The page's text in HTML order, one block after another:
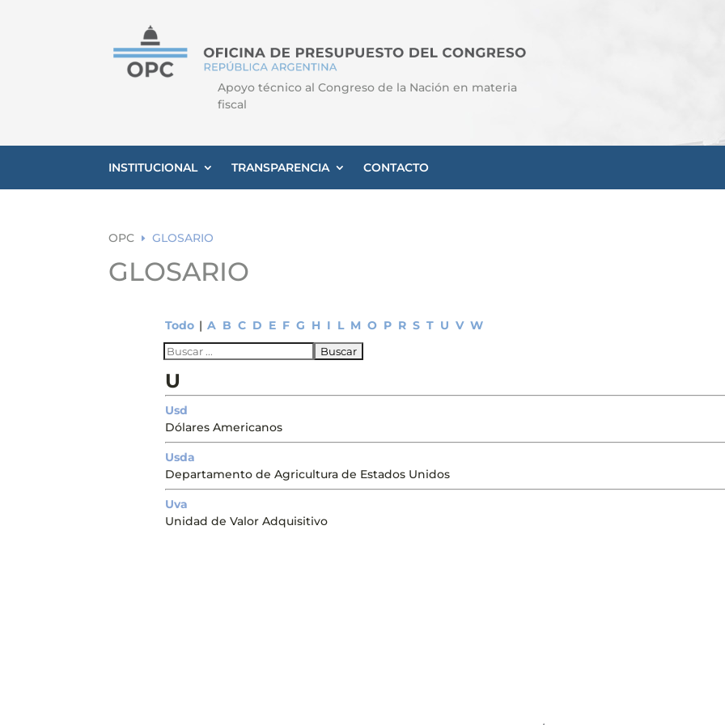
Apoyo técnico al Congreso de la Nación en materia
fiscal
INSTITUCIONAL TRANSPARENCIA CONTACTO
OPC E GLOSARIO
GLOSARIO
Todo | A B C D E F G H I L M O P R S T U V W
U
Usd
Dólares Americanos
Usda
Departamento de Agricultura de Estados Unidos
Uva
Unidad de Valor Adquisitivo